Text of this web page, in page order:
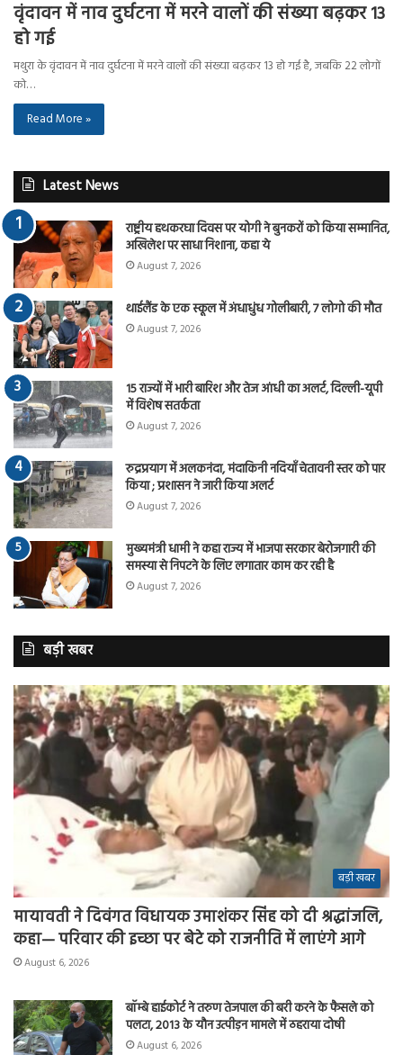
वृंदावन में नाव दुर्घटना में मरने वालों की संख्या बढ़कर 13
हो गई
मथुरा के वृंदावन में नाव दुर्घटना में मरने वालों की संख्या बढ़कर 13 हो गई है, जबकि 22 लोगों
को…
Read More »
Latest News
राष्ट्रीय हथकरघा दिवस पर योगी ने बुनकरों को किया सम्मानित,
अखिलेश पर साधा निशाना, कहा ये
August 7, 2026
थाईलैंड के एक स्कूल में अंधाधुंध गोलीबारी, 7 लोगो की मौत
August 7, 2026
15 राज्यों में भारी बारिश और तेज आंधी का अलर्ट, दिल्ली-यूपी
में विशेष सतर्कता
August 7, 2026
रुद्रप्रयाग में अलकनंदा, मंदाकिनी नदियाँ चेतावनी स्तर को पार
किया ; प्रशासन ने जारी किया अलर्ट
August 7, 2026
मुख्यमंत्री धामी ने कहा राज्य में भाजपा सरकार बेरोजगारी की
समस्या से निपटने के लिए लगातार काम कर रही है
August 7, 2026
बड़ी खबर
बड़ी खबर
मायावती ने दिवंगत विधायक उमाशंकर सिंह को दी श्रद्धांजलि,
कहा— परिवार की इच्छा पर बेटे को राजनीति में लाएंगे आगे
August 6, 2026
बॉम्बे हाईकोर्ट ने तरुण तेजपाल की बरी करने के फैसले को
पलटा, 2013 के यौन उत्पीड़न मामले में ठहराया दोषी
August 6, 2026